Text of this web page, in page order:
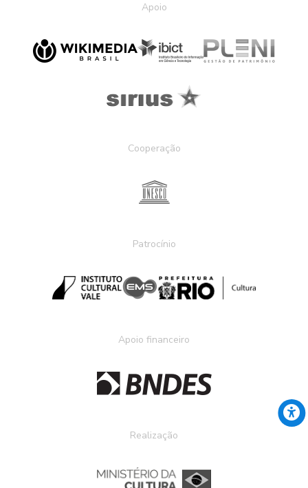
Apoio
Cooperação
Patrocínio
Apoio financeiro
Realização